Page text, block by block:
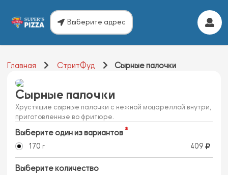
Выберите адрес
Главная СтритФуд Сырные палочки
Сырные палочки
Хрустящие сырные палочки с нежной моцареллой внутри,
приготовленные во фритюре.
Выберите один из вариантов
170 г 409
Выберите количество